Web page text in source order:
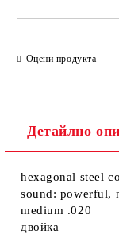
Оцени продукта
Детайлно
hexagonal steel
sound: powerful,
medium .020
двойка